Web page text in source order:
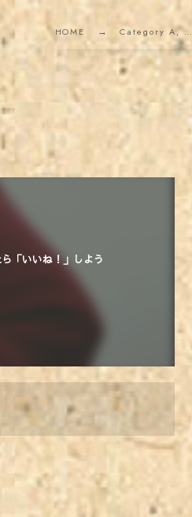
HOME Category A, …
「いいね！」しよう